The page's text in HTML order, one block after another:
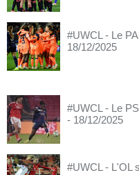
#UWCL - Le
18/12/2025
#UWCL - Le
- 18/12/2025
#UWCL - L'OL